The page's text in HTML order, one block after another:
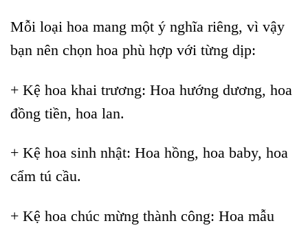
Mỗi loại hoa mang một ý nghĩa riêng, vì vậy
bạn nên chọn hoa phù hợp với từng dịp:
+ Kệ hoa khai trương: Hoa hướng dương, hoa
đồng tiền, hoa lan.
+ Kệ hoa sinh nhật: Hoa hồng, hoa baby, hoa
cẩm tú cầu.
+ Kệ hoa chúc mừng thành công: Hoa mẫu